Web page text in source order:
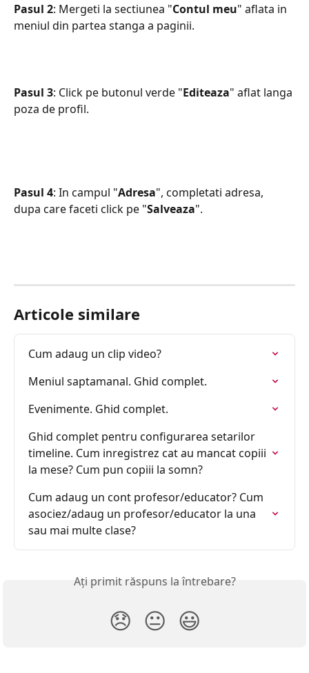
Pasul 2: Mergeti la sectiunea "Contul meu" aflata in
meniul din partea stanga a paginii.
Pasul 3: Click pe butonul verde "Editeaza" aflat langa
poza de profil.
Pasul 4: In campul "Adresa", completati adresa,
dupa care faceti click pe "Salveaza".
Articole similare
Cum adaug un clip video?
Meniul saptamanal. Ghid complet.
Evenimente. Ghid complet.
Ghid complet pentru configurarea setarilor
timeline. Cum inregistrez cat au mancat copiii
la mese? Cum pun copiii la somn?
Cum adaug un cont profesor/educator? Cum
asociez/adaug un profesor/educator la una
sau mai multe clase?
Ați primit răspuns la întrebare?
😞 😐 😃